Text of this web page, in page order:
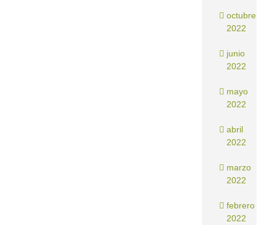
octubre
2022
junio
2022
mayo
2022
abril
2022
marzo
2022
febrero
2022